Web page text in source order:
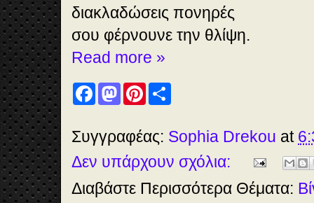
διακλαδώσεις πονηρές
σου φέρνουνε την θλίψη.
Read more »
F
a
b
o
o
k
M
a
o
d
o
n
P
e
r
e
s
e
Συγγραφέας: Sophia Drekou at
Δεν υπάρχουν σχόλια:
Διαβάστε Περισσότερα Θέματα: